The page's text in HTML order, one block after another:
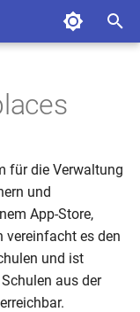
Schule
Account
der
der
Forms
für die Verwaltung
und
App-Store,
vereinfacht es den
und ist
aus der